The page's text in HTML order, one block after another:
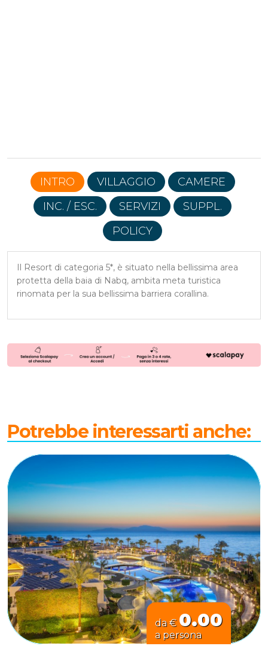
INTRO VILLAGGIO
CAMERE
INC. / ESC.
SERVIZI
SUPPL.
POLICY
Il Resort di categoria 5*, è situato nella bellissima area
protetta della baia di Nabq, ambita meta turistica
rinomata per la sua bellissima barriera corallina.
Potrebbe interessarti anche:
da € 0.00
a persona